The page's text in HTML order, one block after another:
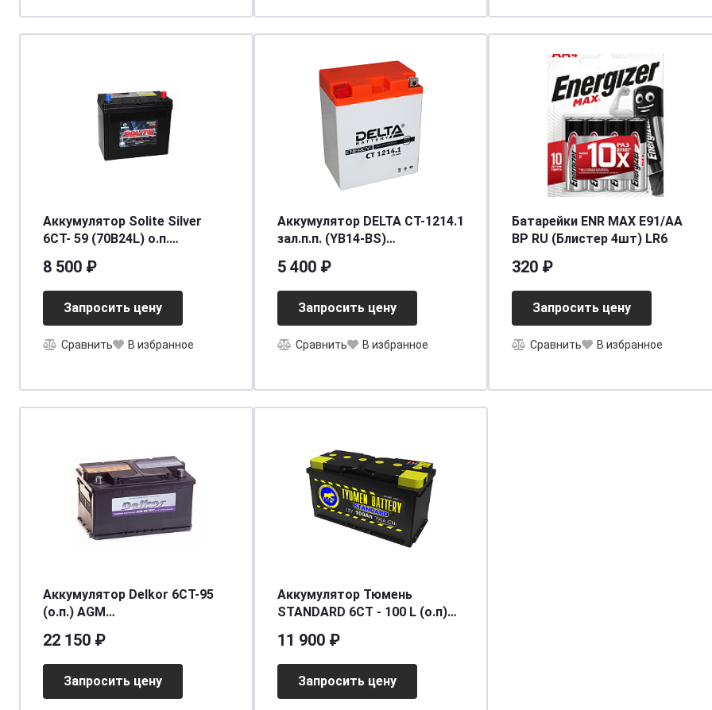
Аккумулятор Solite Silver
6СТ- 59 (70B24L) о.п.
8 500 ₽
Запросить цену
Сравнить В избранное
Аккумулятор DELTA СТ-1214.1
зал.п.п. (YB14-BS)
5 400 ₽
Запросить цену
Сравнить В избранное
Батарейки ENR MAX E91/AA
BP RU (Блистер 4шт) LR6
320 ₽
Запросить цену
Сравнить В избранное
Аккумулятор Delkor 6CT-95
(о.п.) AGM
22 150 ₽
Запросить цену
Аккумулятор Тюмень
STANDARD 6СТ - 100 L (о.п)
11 900 ₽
Запросить цену